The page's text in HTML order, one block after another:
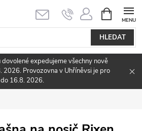
HLEDAT
NÁKUPNÍ
KOŠÍK
expedujeme všechny nově
Provozovna v Uhříněvsi je pro
16.8. 2026.